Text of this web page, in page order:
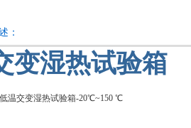
：
变湿热试验箱